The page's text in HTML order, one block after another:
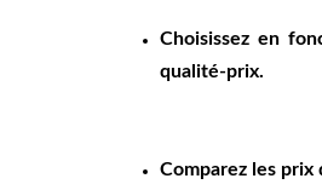
Choisissez en
qualité-prix.
Comparez les prix